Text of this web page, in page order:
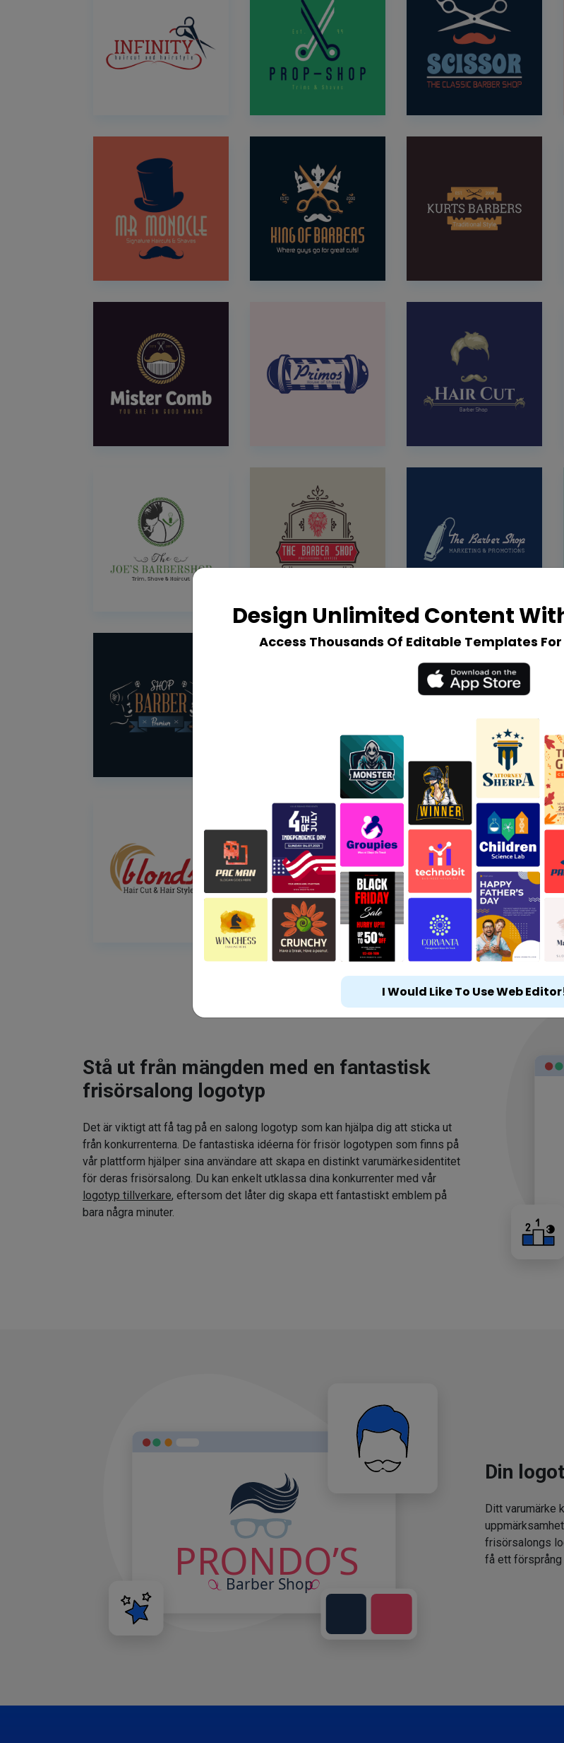
Stå ut från mängden med en fantastisk
frisörsalong logotyp
Det är viktigt att få tag på en salong logotyp som kan hjälpa dig att sticka ut
från konkurrenterna. De fantastiska idéerna för frisör logotypen som finns på
vår plattform hjälper sina användare att skapa en distinkt varumärkesidentitet
för deras frisörsalong. Du kan enkelt utklassa dina konkurrenter med vår
logotyp tillverkare, eftersom det låter dig skapa ett fantastiskt emblem på
bara några minuter.
Din
Ditt varumärke
frisörsalongs
få ett försprång
Design Unlimited Content
Access Thousands Of Editable Templates For
I Would Like To Use Web